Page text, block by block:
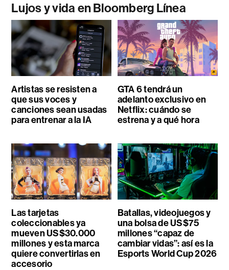
Lujos y vida en Bloomberg Línea
Artistas se resisten a
que sus voces y
canciones sean usadas
para entrenar a la IA
GTA 6 tendrá un
adelanto exclusivo en
Netflix: cuándo se
estrena y a qué hora
Las tarjetas
coleccionables ya
mueven US$30.000
millones y esta marca
quiere convertirlas en
accesorio
Batallas, videojuegos y
una bolsa de US$75
millones “capaz de
cambiar vidas”: así es la
Esports World Cup 2026